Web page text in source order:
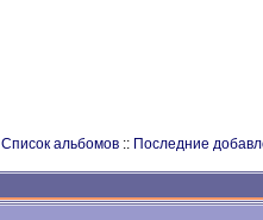
Список альбомов:: Последние